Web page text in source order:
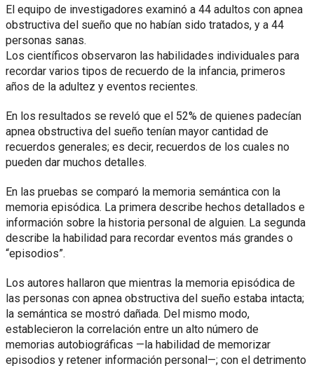
El equipo de investigadores examinó a 44 adultos con apnea
obstructiva del sueño que no habían sido tratados, y a 44
personas sanas.
Los científicos observaron las habilidades individuales para
recordar varios tipos de recuerdo de la infancia, primeros
años de la adultez y eventos recientes.
En los resultados se reveló que el 52% de quienes padecían
apnea obstructiva del sueño tenían mayor cantidad de
recuerdos generales; es decir, recuerdos de los cuales no
pueden dar muchos detalles.
En las pruebas se comparó la memoria semántica con la
memoria episódica. La primera describe hechos detallados e
información sobre la historia personal de alguien. La segunda
describe la habilidad para recordar eventos más grandes o
“episodios”.
Los autores hallaron que mientras la memoria episódica de
las personas con apnea obstructiva del sueño estaba intacta;
la semántica se mostró dañada. Del mismo modo,
establecieron la correlación entre un alto número de
memorias autobiográficas —la habilidad de memorizar
episodios y retener información personal—; con el detrimento